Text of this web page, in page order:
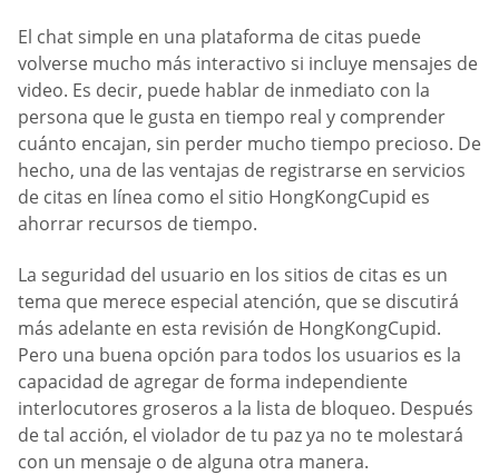
El chat simple en una plataforma de citas puede
volverse mucho más interactivo si incluye mensajes de
video. Es decir, puede hablar de inmediato con la
persona que le gusta en tiempo real y comprender
cuánto encajan, sin perder mucho tiempo precioso. De
hecho, una de las ventajas de registrarse en servicios
de citas en línea como el sitio HongKongCupid es
ahorrar recursos de tiempo.
La seguridad del usuario en los sitios de citas es un
tema que merece especial atención, que se discutirá
más adelante en esta revisión de HongKongCupid.
Pero una buena opción para todos los usuarios es la
capacidad de agregar de forma independiente
interlocutores groseros a la lista de bloqueo. Después
de tal acción, el violador de tu paz ya no te molestará
con un mensaje o de alguna otra manera.